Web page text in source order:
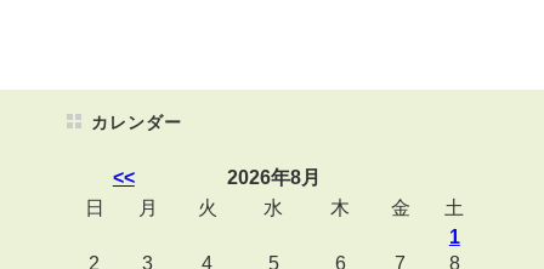
カレンダー
<<
2026年8月
日
月 火 水 木 金
土
1
2
3 4 5 6 7
8